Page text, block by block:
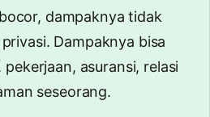
dampaknya tidak
Dampaknya bisa
asuransi, relasi
seseorang.